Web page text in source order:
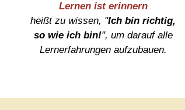
Lernen ist erinnern
heißt zu wissen, "Ich bin richtig,
so wie ich bin!", um darauf alle
Lernerfahrungen aufzubauen.